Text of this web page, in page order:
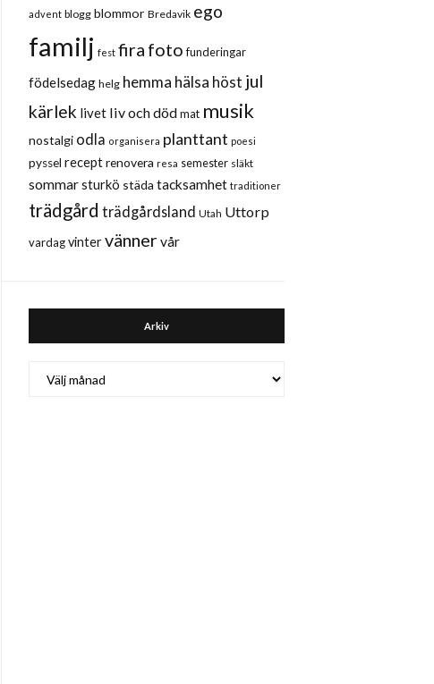
advent blogg blommor Bredavik ego
familj fest fira foto funderingar
födelsedag helg hemma hälsa höst jul
kärlek livet liv och död mat musik
nostalgi odla organisera planttant poesi
pyssel receptrenovera resa semester släkt
sommarsturkö städa tacksamhet traditioner
trädgård trädgårdsland Utah Uttorp
vardag vintervänner vår
Arkiv